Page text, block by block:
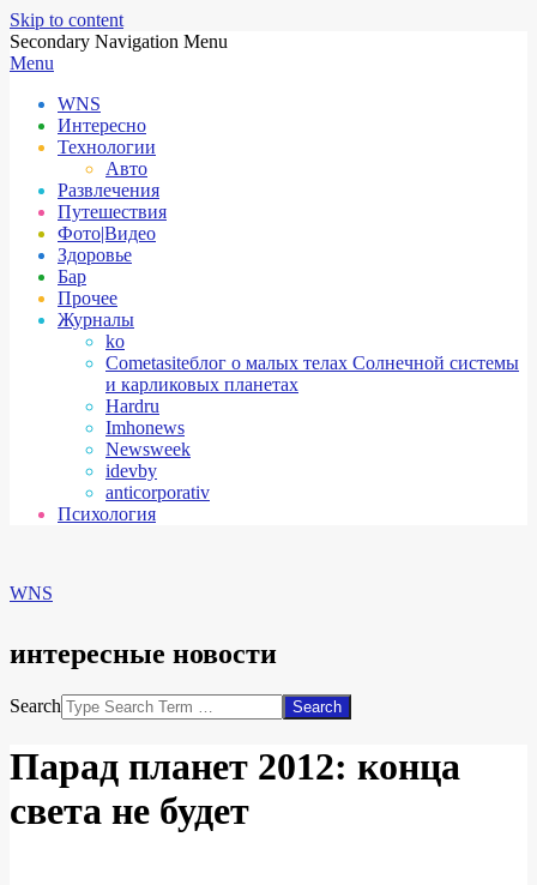
Skip to content
Secondary Navigation Menu
Menu
WNS
Интересно
Технологии
Авто
Развлечения
Путешествия
Фото|Видео
Здоровье
Бар
Прочее
Журналы
ko
Cometasiteблог о малых телах Солнечной системы
и карликовых планетах
Hardru
Imhonews
Newsweek
idevby
anticorporativ
Психология
WNS
интересные новости
Search
Парад планет 2012: конца
света не будет